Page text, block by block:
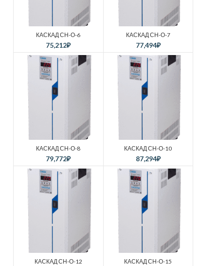
КАСКАД СН-О-6
75,212₽
КАСКАД СН-О-7
77,494₽
КАСКАД СН-О-8
79,772₽
КАСКАД СН-О-10
87,294₽
КАСКАД СН-О-12 КАСКАД СН-О-15